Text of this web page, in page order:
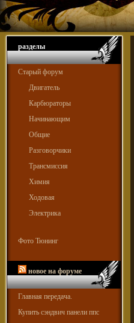
разделы
Старый форум
Двигатель
Карбюраторы
Начинающим
Общие
Разговорчики
Трансмиссия
Химия
Ходовая
Электрика
Фото Тюнинг
новое на форуме
Главная передача.
Купить сэндвич панели ппс